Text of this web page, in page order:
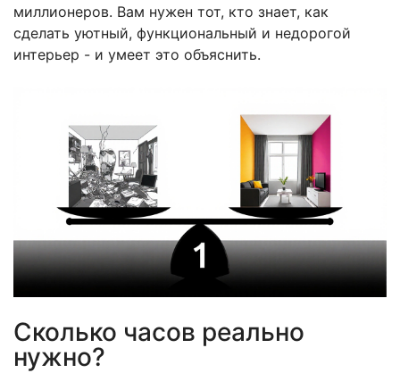
миллионеров. Вам нужен тот, кто знает, как
сделать уютный, функциональный и недорогой
интерьер - и умеет это объяснить.
Сколько часов реально
нужно?